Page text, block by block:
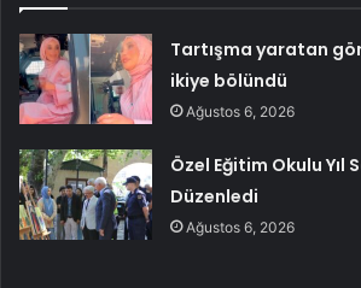
Tartışma yaratan
ikiye bölündü
Ağustos 6, 2026
Özel Eğitim Okulu Yıl
Düzenledi
Ağustos 6, 2026